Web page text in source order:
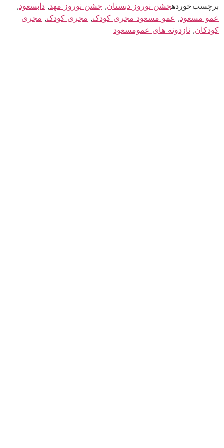
پرش
محتوا
برچسب خوردهجشن نوروز دبستان, جشن نوروز مهد, دابسعود,
عمو مسعود, عمو مسعود مجری کودک, مجری کودک, مجری
کودکان, نازدونه های عمومسعود